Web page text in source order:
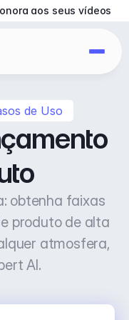
de Uso
obtenha faixas
produto de alta
atmosfera,
AI.
aos seus vídeos